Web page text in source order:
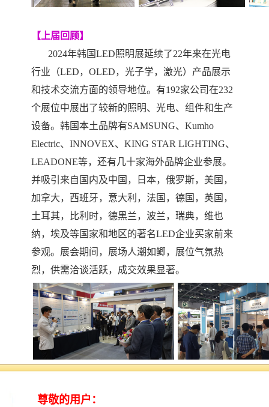
【 上届 回顾】
2024年韩国LED照明展延续了22年来在光电
行业（LED，OLED，光子学，激光）产品展示
和技术交流方面的领导地位。有192家公司在232
个展位中展出了较新的照明、光电、组件和生产
设备。韩国本土品牌有SAMSUNG、Kumho
Electric、INNOVEX、KING STAR LIGHTING、
LEADONE等，还有几十家海外品牌企业参展。
并吸引来自国内及中国，日本，俄罗斯，美国，
加拿大，西班牙，意大利，法国，德国，英国，
土耳其，比利时，德黑兰，波兰，瑞典，维也
纳，埃及等国家和地区的著名LED企业买家前来
参观。展会期间，展场人潮如鲫，展位气氛热
烈，供需洽谈活跃，成交效果显著。
【展品范围】